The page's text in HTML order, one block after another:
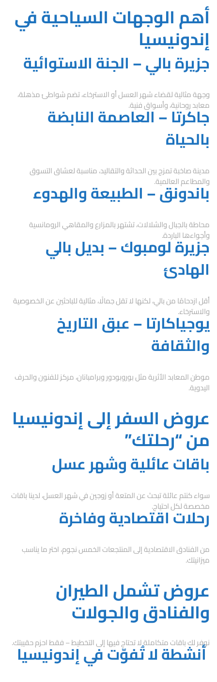
أهم الوجهات السياحية في
إندونيسيا
جزيرة بالي – الجنة الاستوائية
وجهة مثالية لقضاء شهر العسل أو الاسترخاء، تضم شواطئ مذهلة،
معابد روحانية، وأسواق فنية.
جاكرتا – العاصمة النابضة
بالحياة
مدينة صاخبة تمزج بين الحداثة والتقاليد، مناسبة لعشاق التسوق
والمطاعم العالمية.
باندونق – الطبيعة والهدوء
محاطة بالجبال والشلالات، تشتهر بالمزارع والمقاهي الرومانسية
وأجواءها الباردة.
جزيرة لومبوك – بديل بالي
الهادئ
أقل ازدحامًا من بالي، لكنها لا تقل جمالًا، مثالية للباحثين عن الخصوصية
والاسترخاء.
يوجياكارتا – عبق التاريخ
والثقافة
موطن المعابد الأثرية مثل بوروبودور وبرامبانان، مركز للفنون والحرف
اليدوية.
عروض السفر إلى إندونيسيا
من “رحلتك”
باقات عائلية وشهر عسل
سواء كنتم عائلة تبحث عن المتعة أو زوجين في شهر العسل، لدينا باقات
مخصصة لكل احتياج.
رحلات اقتصادية وفاخرة
من الفنادق الاقتصادية إلى المنتجعات الخمس نجوم، اختر ما يناسب
ميزانيتك.
عروض تشمل الطيران
والفنادق والجولات
نوفر لك باقات متكاملة لا تحتاج فيها إلى التخطيط – فقط احزم حقيبتك.
أنشطة لا تُفوّت في إندونيسيا